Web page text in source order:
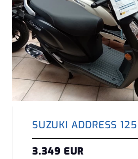
SUZUKI ADDRESS 125
3.349 EUR